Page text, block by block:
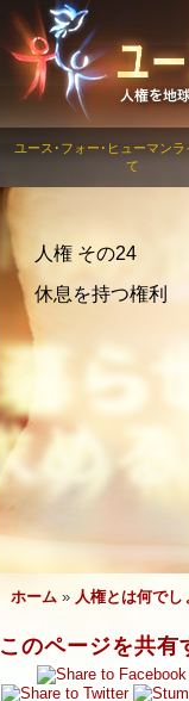
ユース･フォー･ヒューマン
て
人権 その24
休息を持つ権利
ホーム » 人権とは何でし
このページを共有